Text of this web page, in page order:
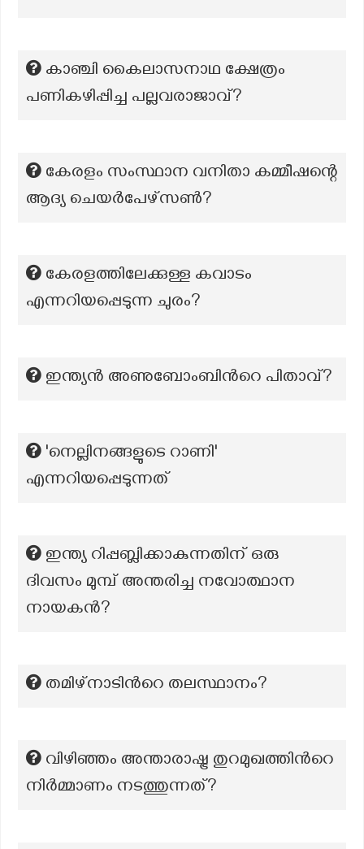
കാഞ്ചി കൈലാസനാഥ ക്ഷേത്രം
പണികഴിപ്പിച്ച പല്ലവരാജാവ്?
കേരളം സംസ്ഥാന വനിതാ കമ്മീഷന്റെ
ആദ്യ ചെയർപേഴ്സൺ?
കേരളത്തിലേക്കുള്ള കവാടം
എന്നറിയപ്പെടുന്ന ചുരം?
ഇന്ത്യൻ അണുബോംബിന്‍റെ പിതാവ്?
'നെല്ലിനങ്ങളുടെ റാണി'
എന്നറിയപ്പെടുന്നത്
ഇന്ത്യ റിപ്പബ്ലിക്കാകുന്നതിന് ഒരു
ദിവസം മുമ്പ് അന്തരിച്ച നവോത്ഥാന
നായകൻ?
തമിഴ്നാടിന്‍റെ തലസ്ഥാനം?
വിഴിഞ്ഞം അന്താരാഷ്ട്ര തുറമുഖത്തിന്‍റെ
നിർമ്മാണം നടത്തുന്നത്?